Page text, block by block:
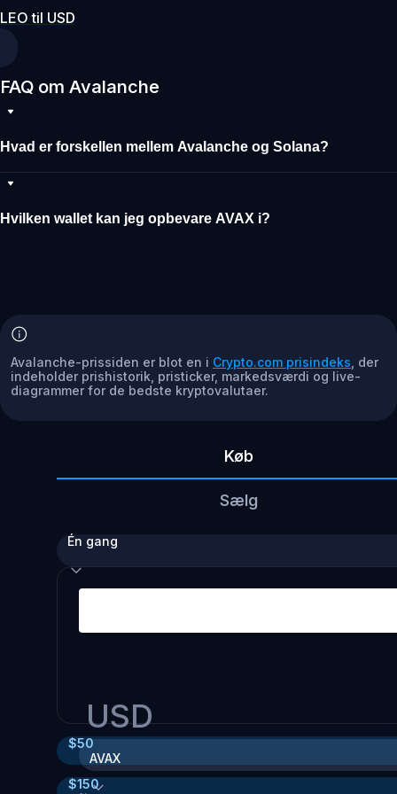
LEO til USD
FAQ om Avalanche
Hvad er forskellen mellem Avalanche og Solana?
Hvilken wallet kan jeg opbevare AVAX i?
Avalanche-prissiden er blot en i Crypto.com prisindeks , der
indeholder prishistorik, pristicker, markedsværdi og live-
diagrammer for de bedste kryptovalutaer.
Køb
Sælg
Én gang
USD
AVAX
$50
$150